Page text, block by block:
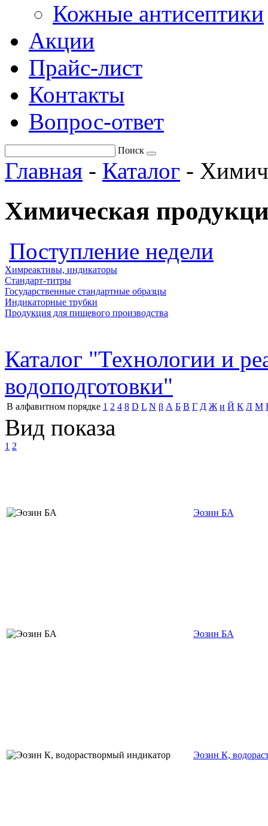
Кожные антисептики
Акции
Прайс-лист
Контакты
Вопрос-ответ
Поиск
Главная - Каталог -
Химическая
Поступление недели
Химреактивы, индикаторы
Стандарт-титры
Государственные стандартные образцы
Индикаторные трубки
Продукция для пищевого производства
Каталог "Технологии и
водоподготовки"
В алфавитном порядке 1 2 4 8 D L N β А Б В Г Д Ж и Й К Л М
Вид показа
1 2
Эозин БА
Эозин БА
Эозин К,